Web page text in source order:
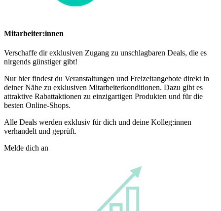
Mitarbeiter:innen
Verschaffe dir exklusiven Zugang zu unschlagbaren Deals, die es
nirgends günstiger gibt!
Nur hier findest du Veranstaltungen und Freizeitangebote direkt in
deiner Nähe zu exklusiven Mitarbeiterkonditionen. Dazu gibt es
attraktive Rabattaktionen zu einzigartigen Produkten und für die
besten Online-Shops.
Alle Deals werden exklusiv für dich und deine Kolleg:innen
verhandelt und geprüft.
Melde dich an